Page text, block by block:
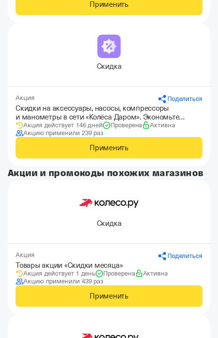
Применить
Скидка
Акция Поделиться
Скидки на аксессуары, насосы, компрессоры
и манометры в сети «Колёса Даром». Экономьте
до 15% при покупке аксессуаров
Акция действует 146 дней Проверена
Активна
Акцию применили 239 раз
Применить
Акции и промокоды похожих магазинов
Скидка
Акция Поделиться
Товары акции «Скидки месяца»
Акция действует 1 день Проверена
Активна
Акцию применили 439 раз
Применить